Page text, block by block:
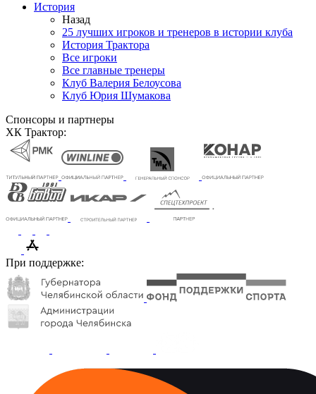
История
Назад
25 лучших игроков и тренеров в истории клуба
История Трактора
Все игроки
Все главные тренеры
Клуб Валерия Белоусова
Клуб Юрия Шумакова
Спонсоры и партнеры
ХК Трактор:
При поддержке: